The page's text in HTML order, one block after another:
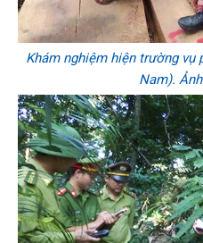
Khám nghiệm hiện trường vụ
Nam).